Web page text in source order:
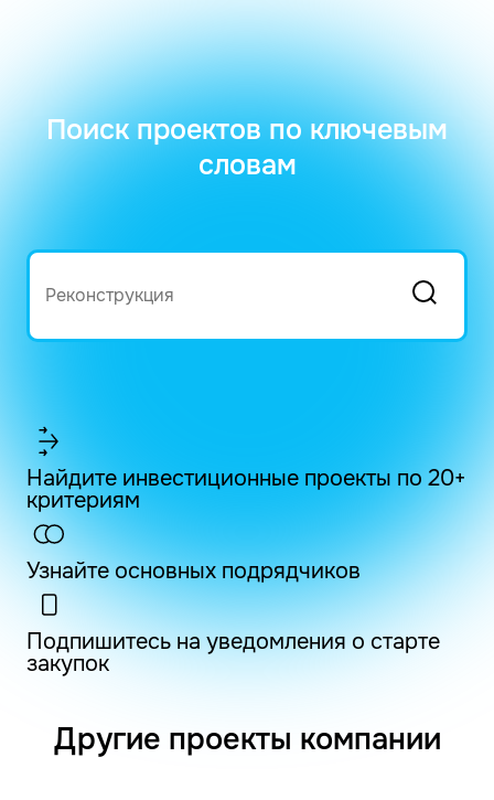
Поиск проектов по ключевым
словам
Найдите инвестиционные проекты по 20+
критериям
Узнайте основных подрядчиков
Подпишитесь на уведомления о старте
закупок
Другие проекты компании